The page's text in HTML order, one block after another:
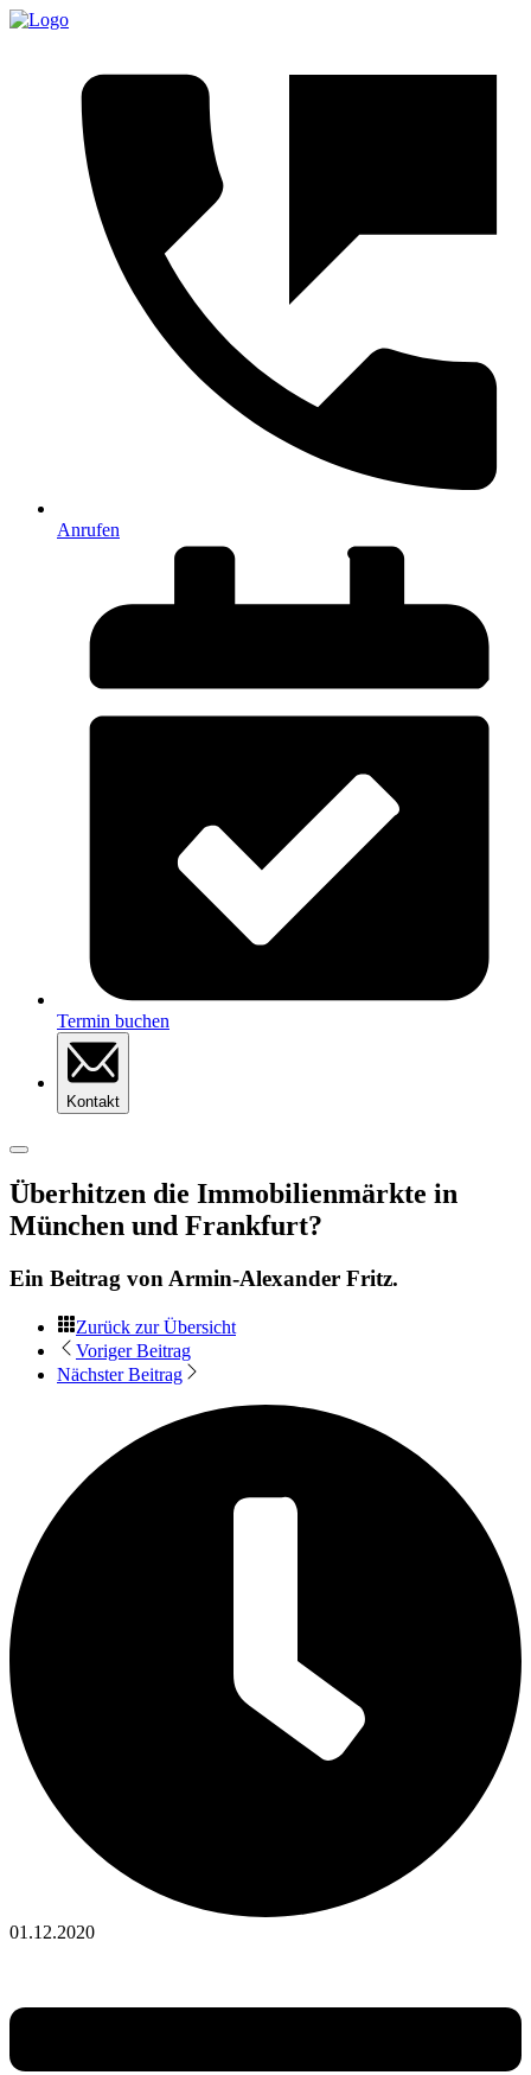
Anrufen
Termin buchen
Kontakt
Überhitzen die Immobilienmärkte in
München und Frankfurt?
Ein Beitrag von Armin-Alexander Fritz.
Zurück zur Übersicht
Voriger Beitrag
Nächster Beitrag
01.12.2020